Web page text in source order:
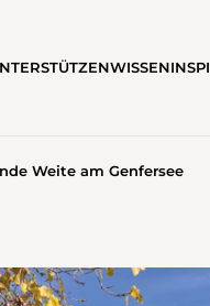
WISSEN
Weite am Genfersee